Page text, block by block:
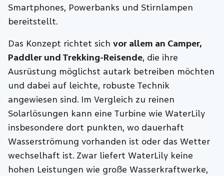
Smartphones, Powerbanks und Stirnlampen
bereitstellt.
Das Konzept richtet sichvor allem an Camper,
Paddler und Trekking-Reisende, die ihre
Ausrüstung möglichst autark betreiben möchten
und dabei auf leichte, robuste Technik
angewiesen sind. Im Vergleich zu reinen
Solarlösungen kann eine Turbine wie WaterLily
insbesondere dort punkten, wo dauerhaft
Wasserströmung vorhanden ist oder das Wetter
wechselhaft ist. Zwar liefert WaterLily keine
hohen Leistungen wie große Wasserkraftwerke,